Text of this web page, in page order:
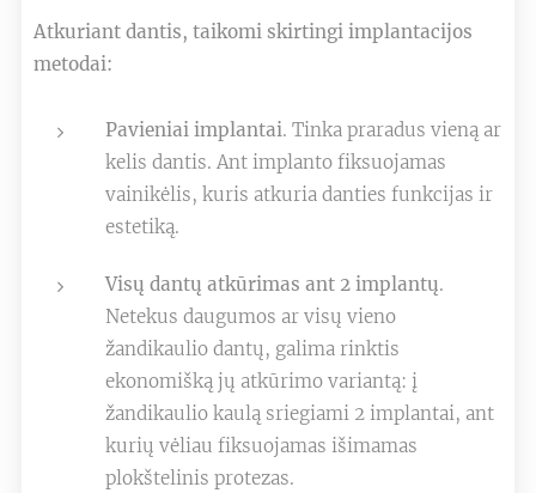
Atkuriant dantis, taikomi skirtingi implantacijos
metodai:
Pavieniai implantai. Tinka praradus vieną ar
kelis dantis. Ant implanto fiksuojamas
vainikėlis, kuris atkuria danties funkcijas ir
estetiką.
Visų dantų atkūrimas ant 2 implantų.
Netekus daugumos ar visų vieno
žandikaulio dantų, galima rinktis
ekonomišką jų atkūrimo variantą: į
žandikaulio kaulą sriegiami 2 implantai, ant
kurių vėliau fiksuojamas išimamas
plokštelinis protezas.